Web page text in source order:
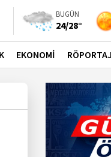
BUGÜN
24/28°
EKONOMİ